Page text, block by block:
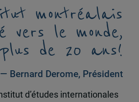
montréalais
vers le monde,
de 20 ans!
— Bernard Derome, Président
d’études internationales